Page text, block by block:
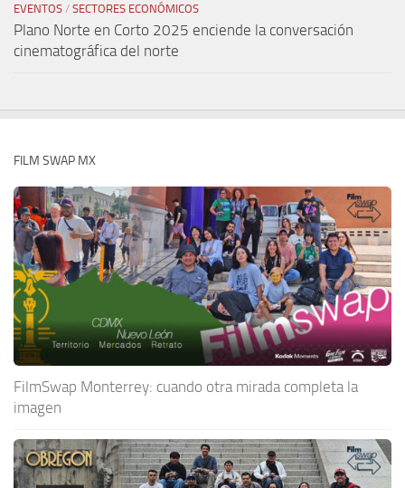
EVENTOS / SECTORES ECONÓMICOS
Plano Norte en Corto 2025 enciende la conversación
cinematográfica del norte
FILM SWAP MX
FilmSwap Monterrey: cuando otra mirada completa la
imagen